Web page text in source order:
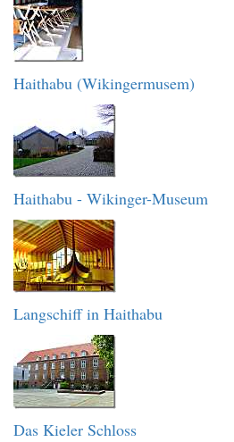
Haithabu (Wikingermusem)
Haithabu - Wikinger-Museum
Langschiff in Haithabu
Das Kieler Schloss